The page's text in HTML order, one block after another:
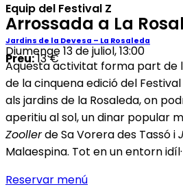
Equip del Festival Z
Arrossada a La
Jardins de la Devesa – La Rosaleda
Diumenge 13 de juliol, 13:00
Preu:13 €
Aquesta activitat forma part de
de la cinquena edició del
als jardins de la Rosaleda, on
aperitiu al sol, un dinar popular
Zoollerde Sa Vorera des Tassó i
Malaespina. Tot en un entorn
Reservar menú